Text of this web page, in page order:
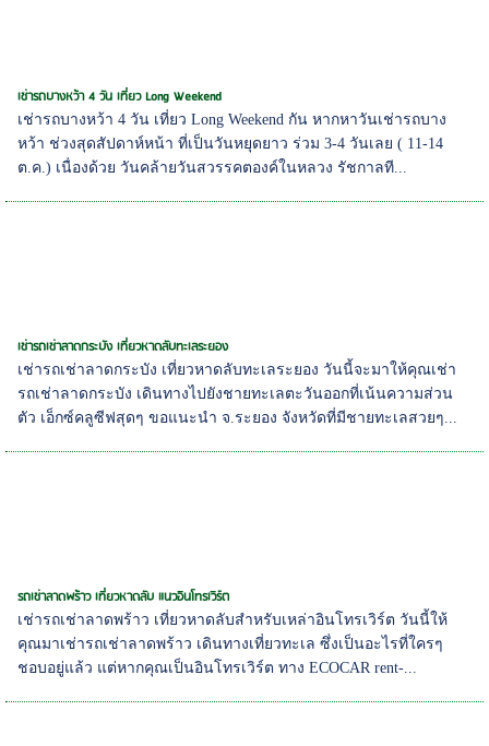
เช่ารถบางหว้า 4 วัน เที่ยว Long Weekend
เช่ารถบางหว้า 4 วัน เที่ยว Long Weekend กัน หากหาวันเช่ารถบาง
หว้า ช่วงสุดสัปดาห์หน้า ที่เป็นวันหยุดยาว ร่วม 3-4 วันเลย ( 11-14
ต.ค.) เนื่องด้วย วันคล้ายวันสวรรคตองค์ในหลวง รัชกาลที...
เช่ารถเช่าลาดกระบัง เที่ยวหาดลับทะเลระยอง
เช่ารถเช่าลาดกระบัง เที่ยวหาดลับทะเลระยอง วันนี้จะมาให้คุณเช่า
รถเช่าลาดกระบัง เดินทางไปยังชายทะเลตะวันออกที่เน้นความส่วน
ตัว เอ็กซ์คลูซีฟสุดๆ ขอแนะนำ จ.ระยอง จังหวัดที่มีชายทะเลสวยๆ...
รถเช่าลาดพร้าว เที่ยวหาดลับ แนวอินโทรเวิร์ต
เช่ารถเช่าลาดพร้าว เที่ยวหาดลับสำหรับเหล่าอินโทรเวิร์ต วันนี้ให้
คุณมาเช่ารถเช่าลาดพร้าว เดินทางเที่ยวทะเล ซึ่งเป็นอะไรที่ใครๆ
ชอบอยู่แล้ว แต่หากคุณเป็นอินโทรเวิร์ต ทาง ECOCAR rent-...